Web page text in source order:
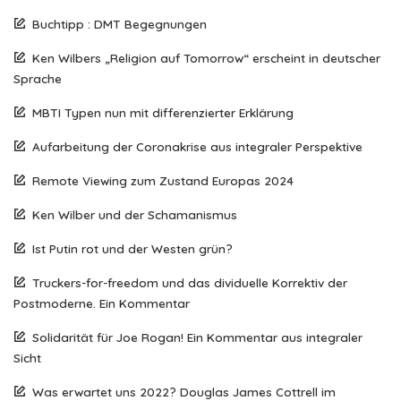
Buchtipp : DMT Begegnungen
Ken Wilbers „Religion auf Tomorrow“ erscheint in deutscher
Sprache
MBTI Typen nun mit differenzierter Erklärung
Aufarbeitung der Coronakrise aus integraler Perspektive
Remote Viewing zum Zustand Europas 2024
Ken Wilber und der Schamanismus
Ist Putin rot und der Westen grün?
Truckers-for-freedom und das dividuelle Korrektiv der
Postmoderne. Ein Kommentar
Solidarität für Joe Rogan! Ein Kommentar aus integraler
Sicht
Was erwartet uns 2022? Douglas James Cottrell im